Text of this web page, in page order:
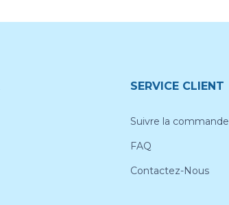
SERVICE CLIENT
Suivre la commande
FAQ
Contactez-Nous